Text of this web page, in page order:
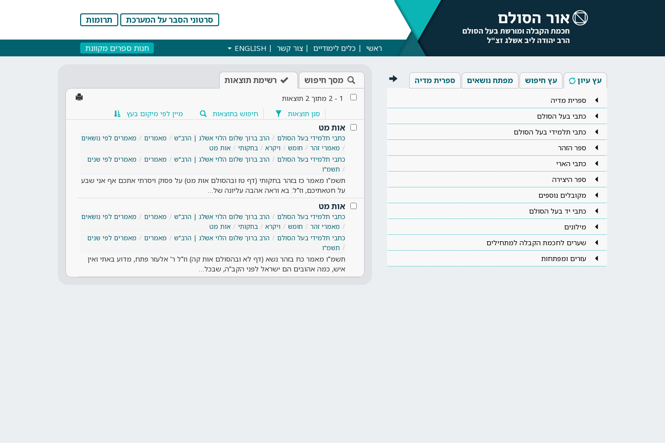
סרטוני הסבר על המערכת תרומות
ראשי כלים לימודיים צור קשר ENGLISH חנות ספרים מקוונת
עץ עיון עץ חיפוש מפתח נושאים ספרית מדיה
ספרית מדיה
כתבי בעל הסולם
כתבי תלמידי בעל הסולם
ספר הזהר
כתבי הארי
ספר היצירה
מקובלים נוספים
כתבי יד בעל הסולם
מילונים
שערים לחכמת הקבלה למתחילים
עזרים ומפתחות
מסך חיפוש רשימת תוצאות
1
-
2 מתוך 2 תוצאות
סנן תוצאות
חיפוש בתוצאות מיין לפי מיקום בעץ
אות מט
כתבי תלמידי בעל הסולם הרב ברוך שלום הלוי אשלג | הרב"ש מאמרים
מאמרים לפי נושאים
מאמרי זהר
חומש ויקרא בחקותי
אות מט
כתבי תלמידי בעל הסולם
הרב ברוך שלום הלוי אשלג | הרב"ש מאמרים
מאמרים לפי שנים
תשמ"ו
תשמ"ו מאמר כז בזהר בחקותי (דף טז ובהסולם אות מט) על פסוק ויסרתי אתכם אף אני שבע
על חטאתיכם, וז"ל: בא וראה אהבה עליונה של…
אות מט
כתבי תלמידי בעל הסולם הרב ברוך שלום הלוי אשלג | הרב"ש מאמרים
מאמרים לפי נושאים
מאמרי זהר
חומש ויקרא בחקותי
אות מט
כתבי תלמידי בעל הסולם
הרב ברוך שלום הלוי אשלג | הרב"ש מאמרים
מאמרים לפי שנים
תשמ"ו
תשמ"ו מאמר כח בזהר נשא (דף לא ובהסולם אות קה) וז"ל ר' אלעזר פתח, מדוע באתי ואין
איש, כמה אהובים הם ישראל לפני הקב"ה, שבכל…